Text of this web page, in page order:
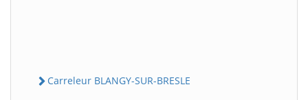
Carreleur BLANGY-SUR-BRESLE